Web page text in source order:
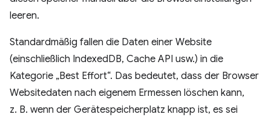
leeren.
Standardmäßig fallen die Daten einer Website
(einschließlich IndexedDB, Cache API usw.) in die
Kategorie „Best Effort“. Das bedeutet, dass der Browser
Websitedaten nach eigenem Ermessen löschen kann,
z. B. wenn der Gerätespeicherplatz knapp ist, es sei